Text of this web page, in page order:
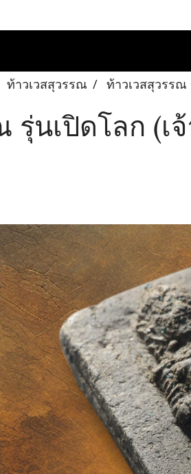
ท้าวเวสสุวรรณ ท้าวเวสสุวรรณ
รุ่นเปิดโลก (